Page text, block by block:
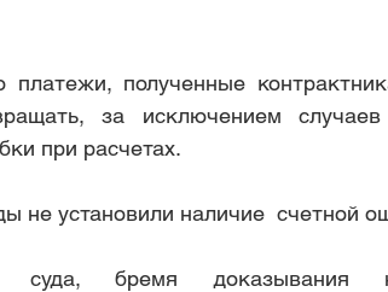
платежи, полученные
за исключением случаев
при расчетах.
не установили наличие  счетной
бремя доказывания